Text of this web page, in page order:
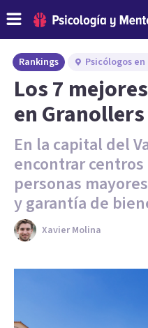
Rankings Psicólogos
Los 7
en Granollers
En la capital del
encontrar
personas
y garantía de
Xavier Molina